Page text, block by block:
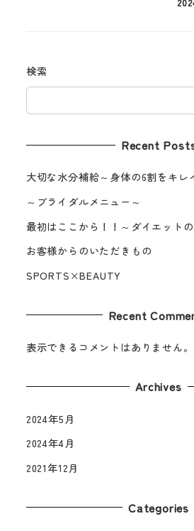
検索
Recent
大切な水分補給～身体の6割をキレ
～ブライダルメニュー～
最初はここから！！～ダイエット
お客様からのいただきもの
SPORTS×BEAUTY
Recent
表示できるコメントはありません。
Archives
2024年5月
2024年4月
2021年12月
Categories